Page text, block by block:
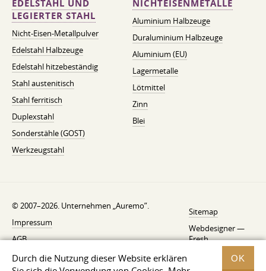
Durch die Nutzung dieser Website erklären
OK
EDELSTAHL UND
LEGIERTER STAHL
Nicht-Eisen-Metallpulver
Edelstahl Halbzeuge
Edelstahl hitzebeständig
Stahl austenitisch
Stahl ferritisch
Duplexstahl
Sonderstähle (GOST)
Werkzeugstahl
NICHTEISENMETALLE
Aluminium Halbzeuge
Duraluminium Halbzeuge
Aluminium (EU)
Lagermetalle
Lötmittel
Zinn
Blei
© 2007–2026. Unternehmen „Auremo”.
Impressum
AGB
Widerrufsbelehrung
Sitemap
Webdesigner —
Fresh